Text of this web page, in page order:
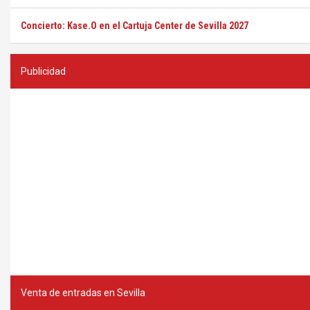
Concierto: Kase.O en el Cartuja Center de Sevilla 2027
Publicidad
Venta de entradas en Sevilla